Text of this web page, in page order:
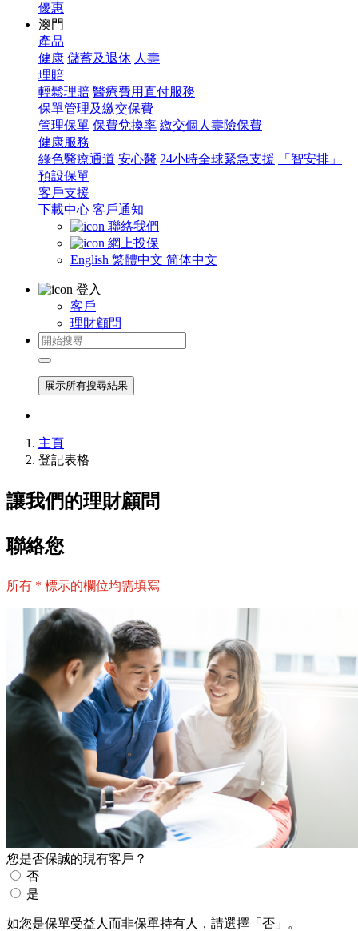
優惠
澳門
產品
健康 儲蓄及退休 人壽
理賠
輕鬆理賠 醫療費用直付服務
保單管理及繳交保費
管理保單 保費兌換率 繳交個人壽險保費
健康服務
綠色醫療通道 安心醫 24小時全球緊急支援
「智安排」
預設保單
客戶支援
下載中心 客戶通知
聯絡我們
網上投保
English 繁體中文 简体中文
登入
客戶
理財顧問
展示所有搜尋結果
主頁
登記表格
讓我們的理財顧問
聯絡您
所有 * 標示的欄位均需填寫
您是否保誠的現有客戶？
否
是
如您是保單受益人而非保單持有人，請選擇「否」。